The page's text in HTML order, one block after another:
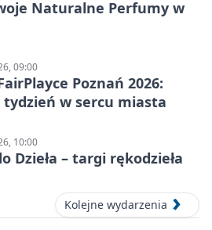
Naturalne Perfumy w
09:00
Poznań 2026:
w sercu miasta
10:00
Dzieła – targi rękodzieła
Kolejne wydarzenia